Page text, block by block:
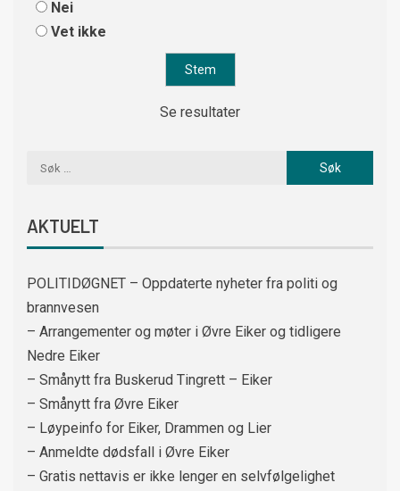
Nei
Vet ikke
Se resultater
AKTUELT
POLITIDØGNET – Oppdaterte nyheter fra politi og
brannvesen
– Arrangementer og møter i Øvre Eiker og tidligere
Nedre Eiker
– Smånytt fra Buskerud Tingrett – Eiker
– Smånytt fra Øvre Eiker
– Løypeinfo for Eiker, Drammen og Lier
– Anmeldte dødsfall i Øvre Eiker
– Gratis nettavis er ikke lenger en selvfølgelighet